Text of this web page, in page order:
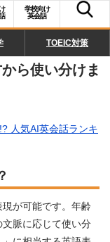
学校向け
英会話
TOEIC対策
ら使い分けま
人気AI英会話ランキ
現が可能です。年齢
脈に応じて使い分